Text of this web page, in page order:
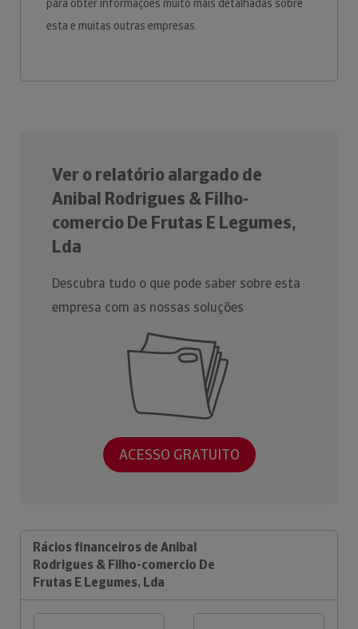
para obter informações muito mais detalhadas sobre
esta e muitas outras empresas.
Ver o relatório alargado de
Anibal Rodrigues & Filho-
comercio De Frutas E Legumes,
Lda
Descubra tudo o que pode saber sobre esta
empresa com as nossas soluções
ACESSO GRATUITO
Rácios financeiros de Anibal
Rodrigues & Filho-comercio De
Frutas E Legumes, Lda